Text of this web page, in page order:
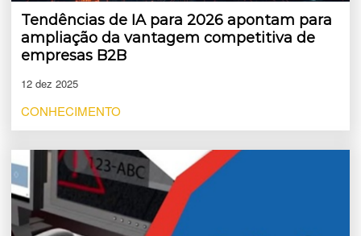
Tendências de IA para 2026 apontam para
ampliação da vantagem competitiva de
empresas B2B
12 dez 2025
CONHECIMENTO